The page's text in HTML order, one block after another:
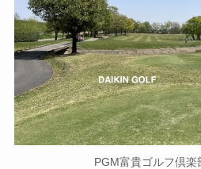
PGM富貴ゴルフ倶楽